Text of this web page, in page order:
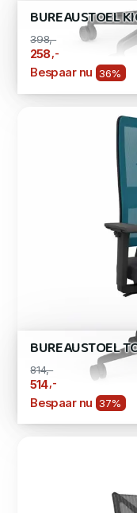
BUREAUSTOEL
398,-
258 ,-
Bespaar nu 36%
BUREAUSTOEL
814,-
514,-
Bespaar nu 37%